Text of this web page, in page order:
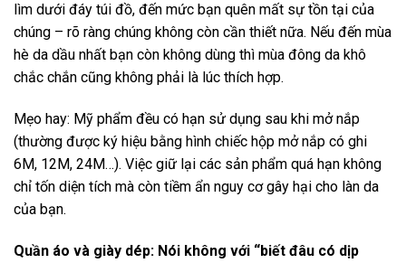
lìm dưới đáy túi đồ, đến mức bạn quên mất sự tồn tại của
chúng – rõ ràng chúng không còn cần thiết nữa. Nếu đến mùa
hè da dầu nhất bạn còn không dùng thì mùa đông da khô
chắc chắn cũng không phải là lúc thích hợp.
Mẹo hay: Mỹ phẩm đều có hạn sử dụng sau khi mở nắp
(thường được ký hiệu bằng hình chiếc hộp mở nắp có ghi
6M, 12M, 24M…). Việc giữ lại các sản phẩm quá hạn không
chỉ tốn diện tích mà còn tiềm ẩn nguy cơ gây hại cho làn da
của bạn.
Quần áo và giày dép: Nói không với “biết đâu có dịp